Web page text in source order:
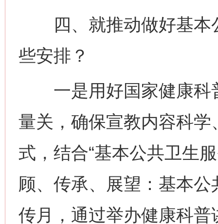
四、就推动做好基本
些安排？
一是用好国家健康科
量关，确保宣教内容科
式，结合“基本公共卫生
顾、传承、展望：基本公
传月，通过举办健康科